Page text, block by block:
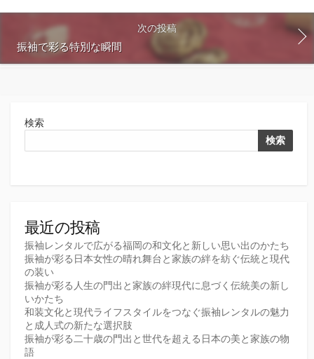
次の投稿
振袖で彩る特別な瞬間
検索
検索
最近の投稿
振袖レンタルで広がる福岡の和文化と新しい思い出のかたち
振袖が彩る日本女性の晴れ舞台と家族の絆を紡ぐ伝統と現代
の装い
振袖が彩る人生の門出と家族の絆現代に息づく伝統美の新し
いかたち
和装文化と現代ライフスタイルをつなぐ振袖レンタルの魅力
と成人式の新たな選択肢
振袖が彩る二十歳の門出と世代を超える日本の美と家族の物
語